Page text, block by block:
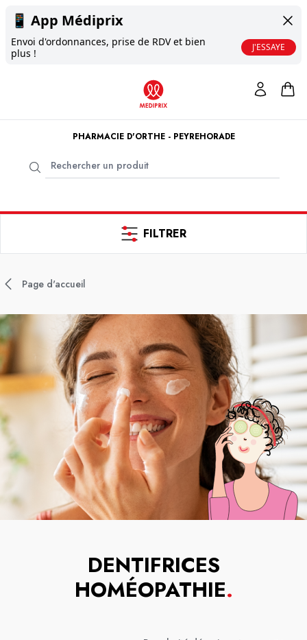
📱 App Médiprix
Envoi d'ordonnances, prise de RDV et bien
plus !
J'ESSAYE
PHARMACIE D'ORTHE - PEYREHORADE
FILTRER
Page d'accueil
DENTIFRICES
HOMÉOPATHIE.